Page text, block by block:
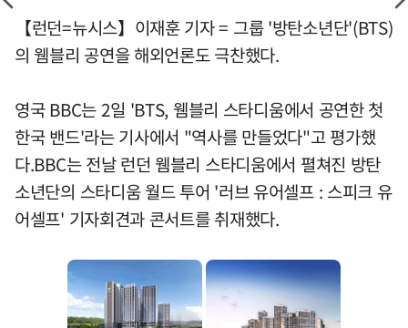
【런던=뉴시스】이재훈 기자 = 그룹 '방탄소년단'(BTS)
의 웸블리 공연을 해외언론도 극찬했다.
영국 BBC는 2일 'BTS, 웸블리 스타디움에서 공연한 첫
한국 밴드'라는 기사에서 "역사를 만들었다"고 평가했
다.BBC는 전날 런던 웸블리 스타디움에서 펼쳐진 방탄
소년단의 스타디움 월드 투어 '러브 유어셀프 : 스피크 유
어셀프' 기자회견과 콘서트를 취재했다.